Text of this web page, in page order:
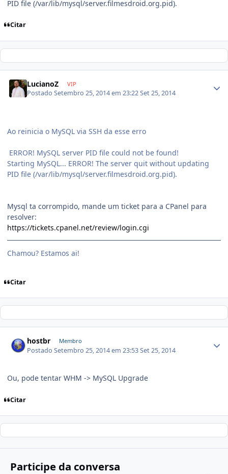
PID file (/var/lib/mysql/server.filmesdroid.org.pid).
Citar
LucianoZ VIP
PostadoSetembro 25, 2014 em 23:22Set 25, 2014
Ao reinicia o MySQL via SSH da esse erro
ERROR! MySQL server PID file could not be found!
Starting MySQL... ERROR! The server quit without updating
PID file (/var/lib/mysql/server.filmesdroid.org.pid).
Mysql ta corrompido, mande um ticket para a CPanel para
resolver:
https://tickets.cpanel.net/review/login.cgi
Chamou? Estamos ai!
Citar
hostbr Membro
PostadoSetembro 25, 2014 em 23:53Set 25, 2014
Ou, pode tentar WHM -> MySQL Upgrade
Citar
Participe da conversa